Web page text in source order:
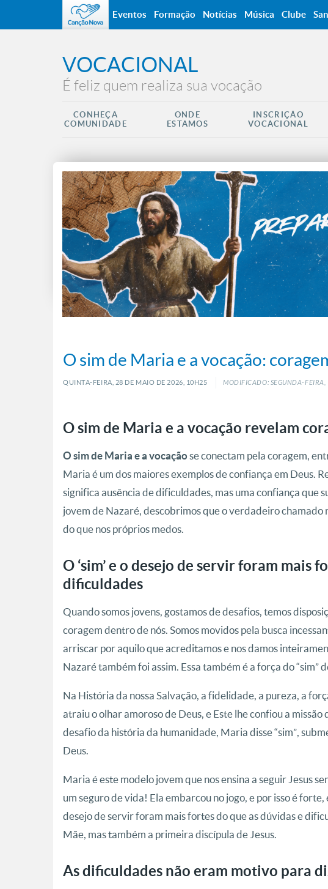
VOCACIONAL
É feliz quem realiza sua vocação
CONHEÇA
COMUNIDADE
ONDE
ESTAMOS
INSCRIÇÃO
VOCACIONAL
O sim de Maria e a vocação:
QUINTA-FEIRA, 28 DE MAIO DE 2026, 10H25 MODIFICADO: SEGUNDA-FEIRA,
O sim de Maria e a vocação revelam
O sim de Maria e a vocação se conectam pela coragem,
Maria é um dos maiores exemplos de confiança em Deus.
significa ausência de dificuldades, mas uma confiança que
jovem de Nazaré, descobrimos que o verdadeiro chamado
do que nos próprios medos.
O ‘sim’ e o desejo de servir foram mais
dificuldades
Quando somos jovens, gostamos de desafios, temos
coragem dentro de nós. Somos movidos pela busca
arriscar por aquilo que acreditamos e nos damos
Nazaré também foi assim. Essa também é a força do “sim”
Na História da nossa Salvação, a fidelidade, a pureza, a
atraiu o olhar amoroso de Deus, e Este lhe confiou a
desafio da história da humanidade, Maria disse “sim”,
Deus.
Maria é este modelo jovem que nos ensina a seguir Jesus
um seguro de vida! Ela embarcou no jogo, e por isso é forte,
desejo de servir foram mais fortes do que as dúvidas e
Mãe, mas também a primeira discípula de Jesus.
As dificuldades não eram motivo para
Eventos Formação Notícias Música Clube